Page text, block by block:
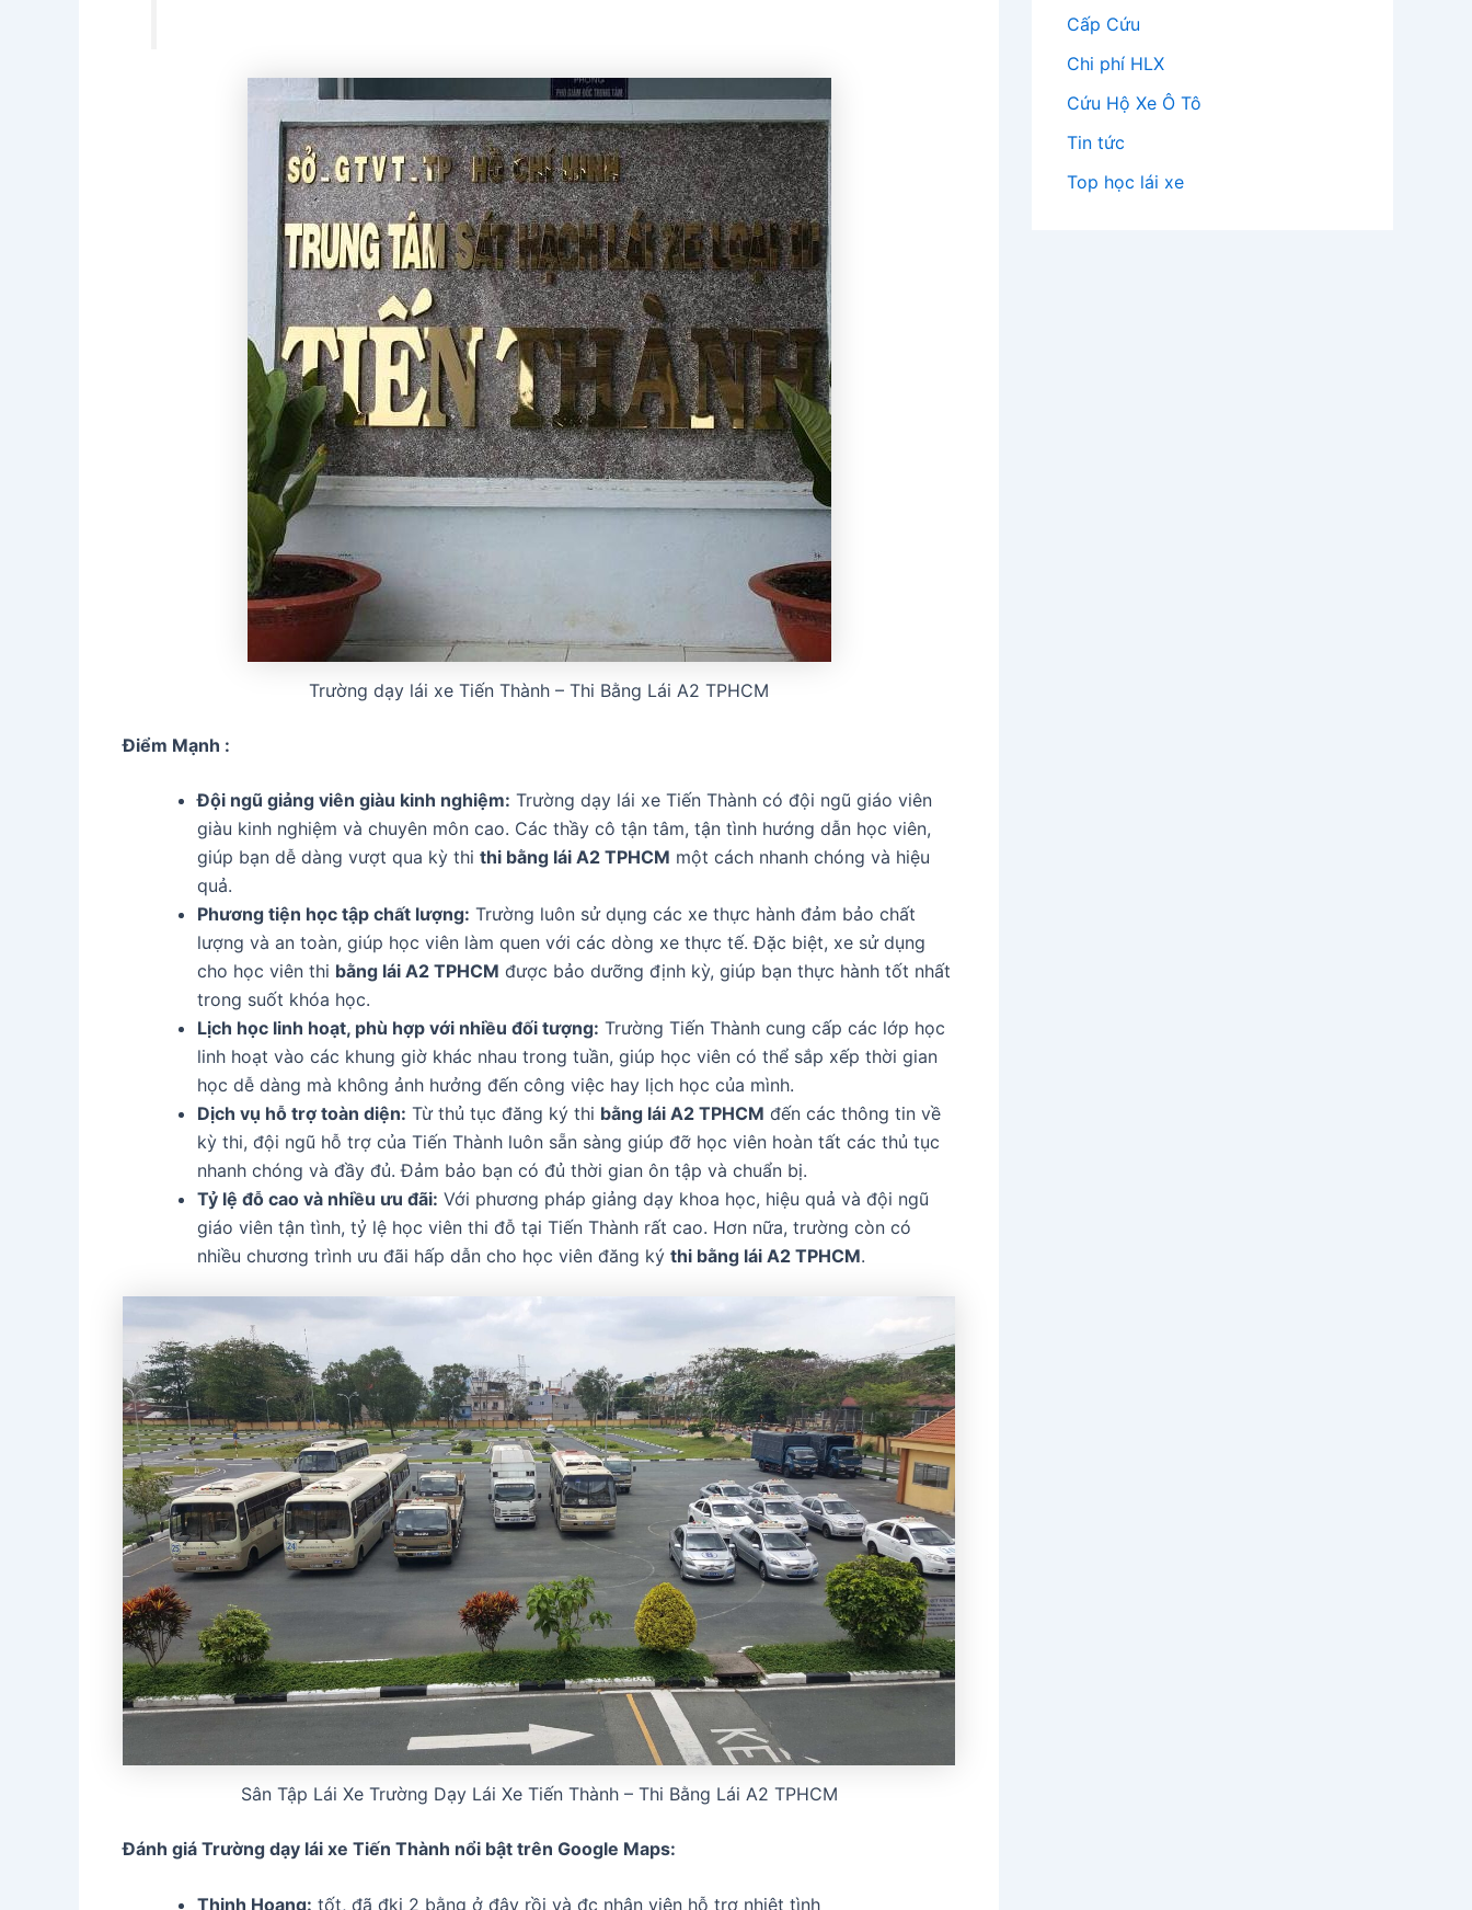
Trường dạy lái xe Tiến Thành – Thi Bằng Lái A2 TPHCM
Điểm Mạnh :
Đội ngũ giảng viên giàu kinh nghiệm: Trường dạy lái xe Tiến Thành có đội ngũ giáo viên
giàu kinh nghiệm và chuyên môn cao. Các thầy cô tận tâm, tận tình hướng dẫn học viên,
giúp bạn dễ dàng vượt qua kỳ thi thi bằng lái A2 TPHCM một cách nhanh chóng và hiệu
quả.
Phương tiện học tập chất lượng: Trường luôn sử dụng các xe thực hành đảm bảo chất
lượng và an toàn, giúp học viên làm quen với các dòng xe thực tế. Đặc biệt, xe sử dụng
cho học viên thi bằng lái A2 TPHCM được bảo dưỡng định kỳ, giúp bạn thực hành tốt nhất
trong suốt khóa học.
Lịch học linh hoạt, phù hợp với nhiều đối tượng: Trường Tiến Thành cung cấp các lớp học
linh hoạt vào các khung giờ khác nhau trong tuần, giúp học viên có thể sắp xếp thời gian
học dễ dàng mà không ảnh hưởng đến công việc hay lịch học của mình.
Dịch vụ hỗ trợ toàn diện: Từ thủ tục đăng ký thi bằng lái A2 TPHCM đến các thông tin về
kỳ thi, đội ngũ hỗ trợ của Tiến Thành luôn sẵn sàng giúp đỡ học viên hoàn tất các thủ tục
nhanh chóng và đầy đủ. Đảm bảo bạn có đủ thời gian ôn tập và chuẩn bị.
Tỷ lệ đỗ cao và nhiều ưu đãi: Với phương pháp giảng dạy khoa học, hiệu quả và đội ngũ
giáo viên tận tình, tỷ lệ học viên thi đỗ tại Tiến Thành rất cao. Hơn nữa, trường còn có
nhiều chương trình ưu đãi hấp dẫn cho học viên đăng ký thi bằng lái A2 TPHCM.
Sân Tập Lái Xe Trường Dạy Lái Xe Tiến Thành – Thi Bằng Lái A2 TPHCM
Đánh giá Trường dạy lái xe Tiến Thành nổi bật trên Google Maps:
Thinh Hoang: tốt, đã đki 2 bằng ở đây rồi và đc nhân viên hỗ trợ nhiệt tình
Cấp Cứu
Chi phí HLX
Cứu Hộ Xe Ô Tô
Tin tức
Top học lái xe